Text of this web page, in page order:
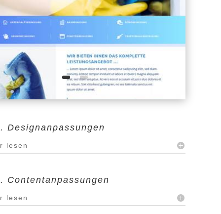
Designanpassungen
lesen
Contentanpassungen
lesen